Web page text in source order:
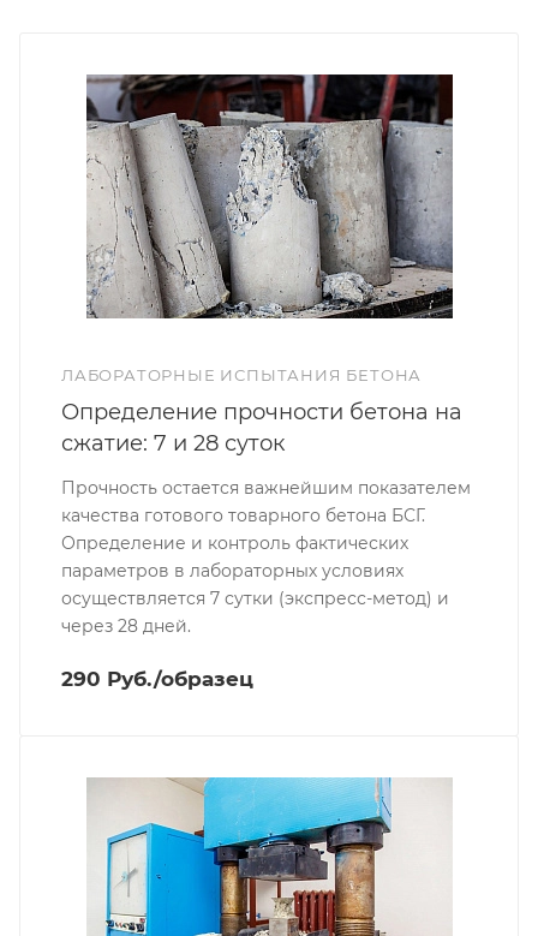
ЛАБОРАТОРНЫЕ ИСПЫТАНИЯ БЕТОНА
Определение прочности бетона на
сжатие: 7 и 28 суток
Прочность остается важнейшим показателем
качества готового товарного бетона БСГ.
Определение и контроль фактических
параметров в лабораторных условиях
осуществляется 7 сутки (экспресс-метод) и
через 28 дней.
290 Руб./образец